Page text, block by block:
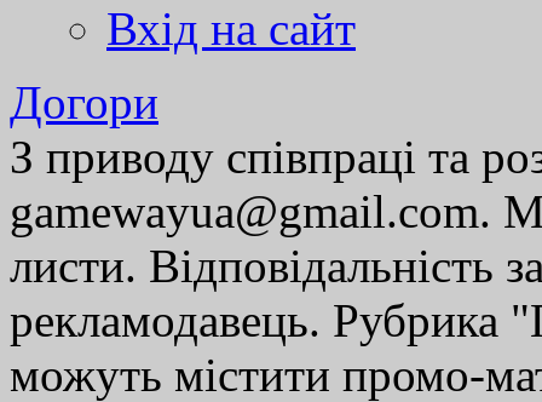
Вхід на сайт
Догори
З приводу співпраці та
gamewayua@gmail.com.
листи. Відповідальність
рекламодавець. Рубрика
можуть містити промо-